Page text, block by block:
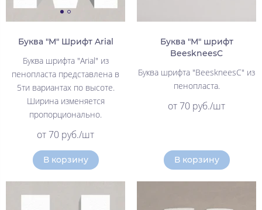
Буква "М" Шрифт Arial
Буква шрифта "Arial" из
пенопласта представлена в
5ти вариантах по высоте.
Ширина изменяется
пропорционально.
от 70 руб./шт
В корзину
Буква "М" шрифт
BeeskneesC
Буква шрифта "BeeskneesC" из
пенопласта.
от 70 руб./шт
В корзину